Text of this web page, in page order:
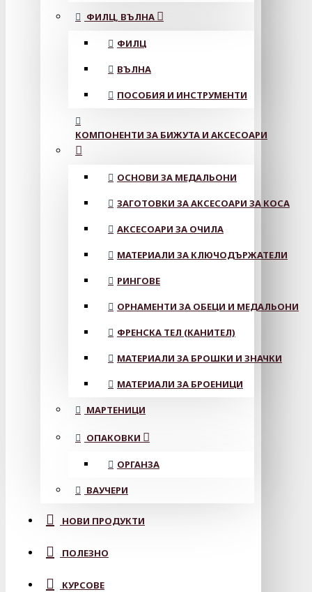
ФИЛЦ, ВЪЛНА
ФИЛЦ
ВЪЛНА
ПОСОБИЯ И ИНСТРУМЕНТИ
КОМПОНЕНТИ ЗА БИЖУТА И АКСЕСОАРИ
ОСНОВИ ЗА МЕДАЛЬОНИ
ЗАГОТОВКИ ЗА АКСЕСОАРИ ЗА КОСА
АКСЕСОАРИ ЗА ОЧИЛА
МАТЕРИАЛИ ЗА КЛЮЧОДЪРЖАТЕЛИ
РИНГОВЕ
ОРНАМЕНТИ ЗА ОБЕЦИ И МЕДАЛЬОНИ
ФРЕНСКА ТЕЛ (КАНИТЕЛ)
МАТЕРИАЛИ ЗА БРОШКИ И ЗНАЧКИ
МАТЕРИАЛИ ЗА БРОЕНИЦИ
МАРТЕНИЦИ
ОПАКОВКИ
ОРГАНЗА
ВАУЧЕРИ
НОВИ ПРОДУКТИ
ПОЛЕЗНО
КУРСОВЕ